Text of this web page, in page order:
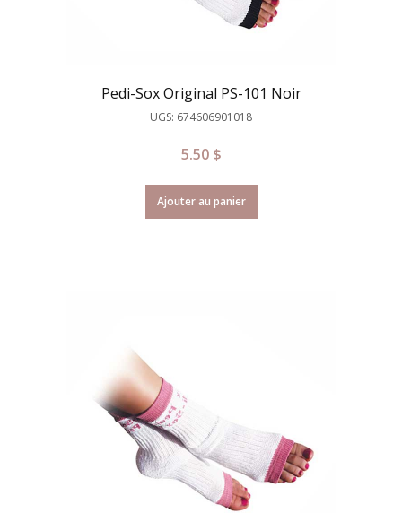
Pedi-Sox Original PS-101 Noir
UGS: 674606901018
5.50 $
Ajouter au panier